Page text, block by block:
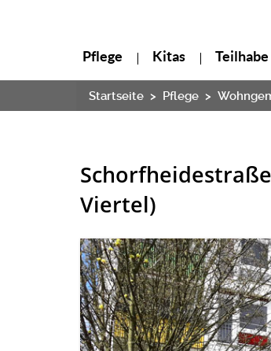
Pflege Kitas Teilhabe
Startseite Pflege
Viertel)